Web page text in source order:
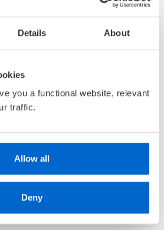
Details About
you a functional website, relevant
traffic.
Allow all
Deny
5. trinn
INGEBORG ARVOLA
THOMAS
,THOMAS BRUNSTRØM,
BIRGITTE KLAHN
,LARS MÆHLE,BJØRN
RØRVIK,ALEKSANDER SCHAU
GULRAIZ SHARIF
Pris 299,–
Kjøp